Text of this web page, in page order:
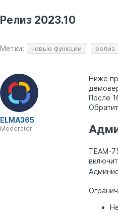
Релиз 2023.10
Метки: новые функции релиз
ELMA365
Moderator
Ниже
После
TEAM-